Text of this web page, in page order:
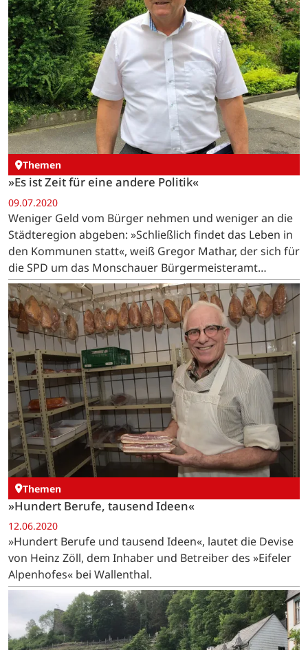
Themen
»Es ist Zeit für eine andere Politik«
09.07.2020
Weniger Geld vom Bürger nehmen und weniger an die
Städteregion abgeben: »Schließlich findet das Leben in
den Kommunen statt«, weiß Gregor Mathar, der sich für
die SPD um das Monschauer Bürgermeisteramt
bewirbt.
Themen
»Hundert Berufe, tausend Ideen«
12.06.2020
»Hundert Berufe und tausend Ideen«, lautet die Devise
von Heinz Zöll, dem Inhaber und Betreiber des »Eifeler
Alpenhofes« bei Wallenthal.